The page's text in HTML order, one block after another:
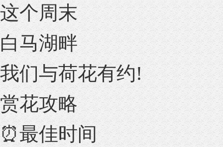
这个周末
白马湖畔
我们与荷花有约!
赏花攻略
⏰最佳时间